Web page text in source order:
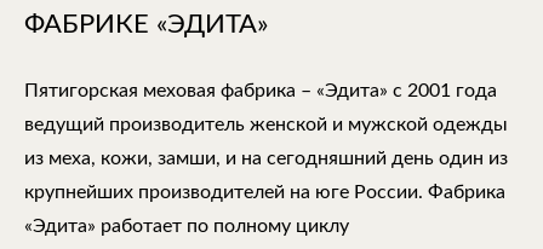
ФАБРИКЕ «ЭДИТА»
Пятигорская меховая фабрика – «Эдита» с 2001 года
ведущий производитель женской и мужской одежды
из меха, кожи, замши, и на сегодняшний день один из
крупнейших производителей на юге России. Фабрика
«Эдита» работает по полному циклу